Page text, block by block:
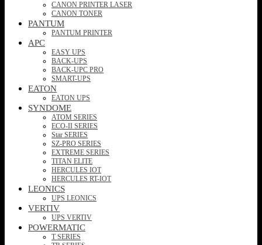
CANON PRINTER LASER
CANON TONER
PANTUM
PANTUM PRINTER
APC
EASY UPS
BACK-UPS
BACK-UPC PRO
SMART-UPS
EATON
EATON UPS
SYNDOME
ATOM SERIES
ECO-II SERIES
Star SERIES
SZ-PRO SERIES
EXTREME SERIES
TITAN ELITE
HERCULES IOT
HERCULES RT-IOT
LEONICS
UPS LEONICS
VERTIV
UPS VERTIV
POWERMATIC
T SERIES